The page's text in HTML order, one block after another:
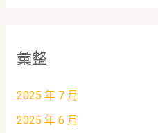
彙整
2025 年 7 月
2025 年 6 月